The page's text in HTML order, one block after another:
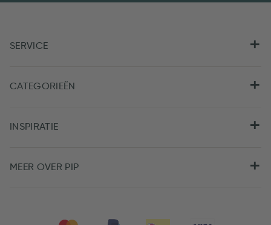
SERVICE
CATEGORIEËN
INSPIRATIE
MEER OVER PIP